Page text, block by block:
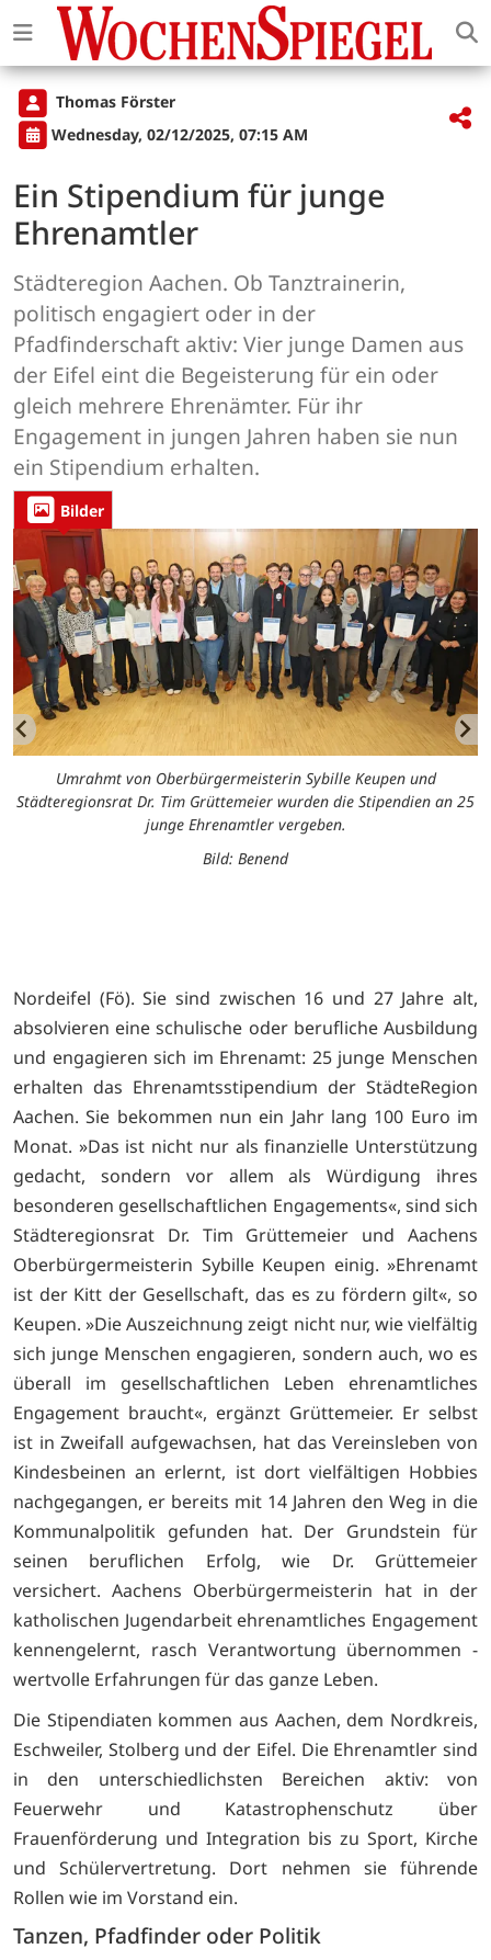
Thomas Förster
Wednesday, 02/12/2025, 07:15 AM
Ein Stipendium für junge
Ehrenamtler
Städteregion Aachen. Ob Tanztrainerin,
politisch engagiert oder in der
Pfadfinderschaft aktiv: Vier junge Damen aus
der Eifel eint die Begeisterung für ein oder
gleich mehrere Ehrenämter. Für ihr
Engagement in jungen Jahren haben sie nun
ein Stipendium erhalten.
Bilder
Umrahmt von Oberbürgermeisterin Sybille Keupen und
Städteregionsrat Dr. Tim Grüttemeier wurden die Stipendien an 25
junge Ehrenamtler vergeben.
Bild: Benend
Nordeifel (Fö). Sie sind zwischen 16 und 27 Jahre alt,
absolvieren eine schulische oder berufliche Ausbildung
und engagieren sich im Ehrenamt: 25 junge Menschen
erhalten das Ehrenamtsstipendium der StädteRegion
Aachen. Sie bekommen nun ein Jahr lang 100 Euro im
Monat. »Das ist nicht nur als finanzielle Unterstützung
gedacht, sondern vor allem als Würdigung ihres
besonderen gesellschaftlichen Engagements«, sind sich
Städteregionsrat Dr. Tim Grüttemeier und Aachens
Oberbürgermeisterin Sybille Keupen einig. »Ehrenamt
ist der Kitt der Gesellschaft, das es zu fördern gilt«, so
Keupen. »Die Auszeichnung zeigt nicht nur, wie vielfältig
sich junge Menschen engagieren, sondern auch, wo es
überall im gesellschaftlichen Leben ehrenamtliches
Engagement braucht«, ergänzt Grüttemeier. Er selbst
ist in Zweifall aufgewachsen, hat das Vereinsleben von
Kindesbeinen an erlernt, ist dort vielfältigen Hobbies
nachgegangen, er bereits mit 14 Jahren den Weg in die
Kommunalpolitik gefunden hat. Der Grundstein für
seinen beruflichen Erfolg, wie Dr. Grüttemeier
versichert. Aachens Oberbürgermeisterin hat in der
katholischen Jugendarbeit ehrenamtliches Engagement
kennengelernt, rasch Verantwortung übernommen -
wertvolle Erfahrungen für das ganze Leben.
Die Stipendiaten kommen aus Aachen, dem Nordkreis,
Eschweiler, Stolberg und der Eifel. Die Ehrenamtler sind
in den unterschiedlichsten Bereichen aktiv: von
Feuerwehr und Katastrophenschutz über
Frauenförderung und Integration bis zu Sport, Kirche
und Schülervertretung. Dort nehmen sie führende
Rollen wie im Vorstand ein.
Tanzen, Pfadfinder oder Politik